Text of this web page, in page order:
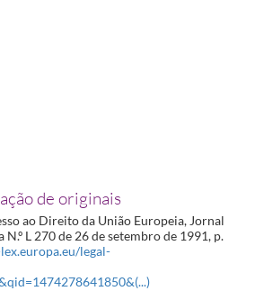
de originais
ao Direito da União Europeia, Jornal
L 270 de 26 de setembro de 1991, p.
legal-